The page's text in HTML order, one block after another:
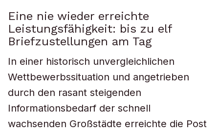
Eine nie wieder erreichte
Leistungsfähigkeit: bis zu elf
Briefzustellungen am Tag
In einer historisch unvergleichlichen
Wettbewerbssituation und angetrieben
durch den rasant steigenden
Informationsbedarf der schnell
wachsenden Großstädte erreichte die Post